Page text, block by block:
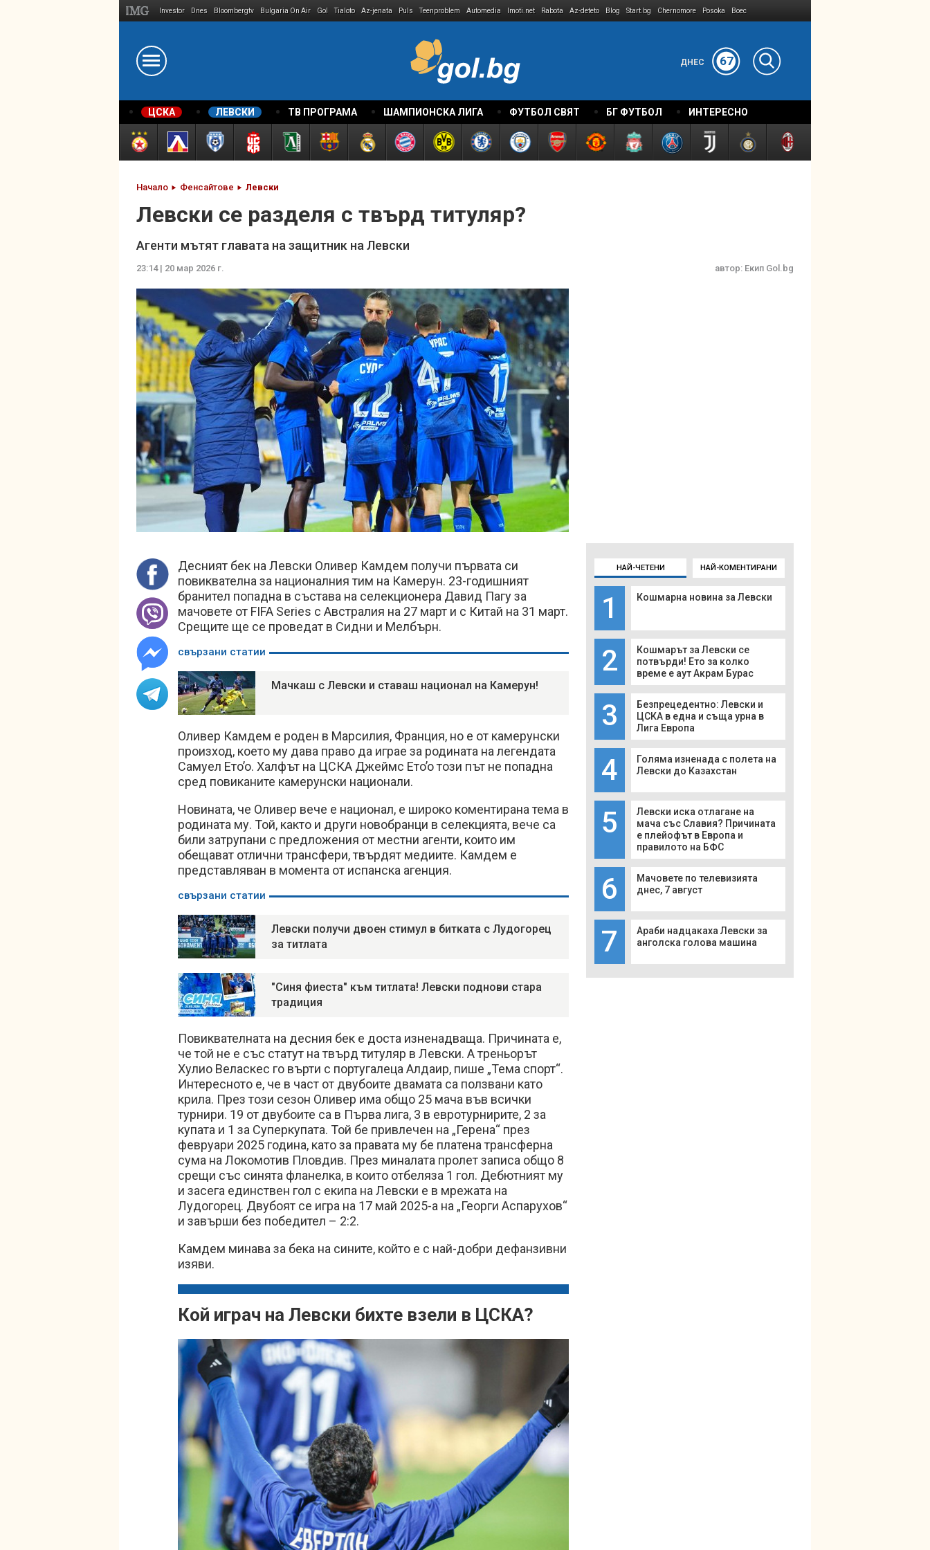
Investor Dnes Bloombergtv Bulgaria On Air Gol Tialoto Az-jenata Puls Teenproblem Automedia Imoti.net Rabota Az-deteto Blog Start.bg Chernomore Posoka Boec
ДНЕС 67
ЦСКА ЛЕВСКИ ТВ ПРОГРАМА ШАМПИОНСКА ЛИГА ФУТБОЛ СВЯТ БГ ФУТБОЛ ИНТЕРЕСНО
Начало Фенсайтове Левски
Левски се разделя с твърд титуляр?
Агенти мътят главата на защитник на Левски
23:14 | 20 мар 2026 г. автор: Екип Gol.bg
Десният бек на Левски Оливер Камдем получи първата си
повиквателна за националния тим на Камерун. 23-годишният
бранител попадна в състава на селекционера Давид Пагу за
мачовете от FIFA Series с Австралия на 27 март и с Китай на 31 март.
Срещите ще се проведат в Сидни и Мелбърн.
свързани статии
Мачкаш с Левски и ставаш национал на Камерун!
Оливер Камдем е роден в Марсилия, Франция, но е от камерунски
произход, което му дава право да играе за родината на легендата
Самуел Eтo’o. Халфът на ЦСКА Джеймс Eтo’o този път не попадна
сред повиканите камерунски национали.
Новината, че Оливер вече е национал, е широко коментирана тема в
родината му. Той, както и други новобранци в селекцията, вече са
били затрупани с предложения от местни агенти, които им
обещават отлични трансфери, твърдят медиите. Камдем е
представляван в момента от испанска агенция.
свързани статии
Левски получи двоен стимул в битката с Лудогорец
за титлата
"Синя фиеста" към титлата! Левски поднови стара
традиция
Повиквателната на десния бек е доста изненадваща. Причината е,
че той не е със статут на твърд титуляр в Левски. А треньорът
Хулио Веласкес го върти с португалеца Алдаир, пише „Тема спорт“.
Интересното е, че в част от двубоите двамата са ползвани като
крила. През този сезон Оливер има общо 25 мача във всички
турнири. 19 от двубоите са в Първа лига, 3 в евротурнирите, 2 за
купата и 1 за Суперкупата. Той бе привлечен на „Герена“ през
февруари 2025 година, като за правата му бе платена трансферна
сума на Локомотив Пловдив. През миналата пролет записа общо 8
срещи със синята фланелка, в които отбеляза 1 гол. Дебютният му
и засега единствен гол с екипа на Левски е в мрежата на
Лудогорец. Двубоят се игра на 17 май 2025-а на „Георги Аспарухов“
и завърши без победител – 2:2.
Камдем минава за бека на сините, който е с най-добри дефанзивни
изяви.
Кой играч на Левски бихте взели в ЦСКА?
НАЙ-ЧЕТЕНИ НАЙ-КОМЕНТИРАНИ
1 Кошмарна новина за Левски
2
Кошмарът за Левски се
потвърди! Ето за колко
време е аут Акрам Бурас
3
Безпрецедентно: Левски и
ЦСКА в една и съща урна в
Лига Европа
4
Голяма изненада с полета на
Левски до Казахстан
5
Левски иска отлагане на
мача със Славия? Причината
е плейофът в Европа и
правилото на БФС
6
Мачовете по телевизията
днес, 7 август
7
Араби надцакаха Левски за
анголска голова машина